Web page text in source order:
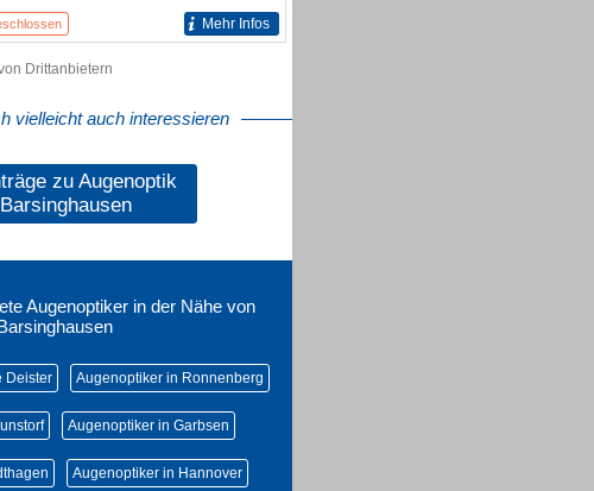
Mehr Infos
Drittanbietern
vielleicht auch interessieren
zu Augenoptik
Augenoptiker in der Nähe von
Deister Augenoptiker in Ronnenberg
Augenoptiker in Garbsen
Augenoptiker in Hannover